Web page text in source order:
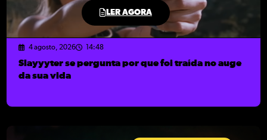
LER AGORA
4 agosto, 2026 14:48
Slayyyter se pergunta por que foi traída no auge
da sua vida